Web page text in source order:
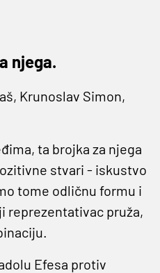
njega.
Krunoslav Simon,
ta brojka za njega
stvari - iskustvo
tome odličnu formu i
reprezentativac pruža,
Efesa protiv